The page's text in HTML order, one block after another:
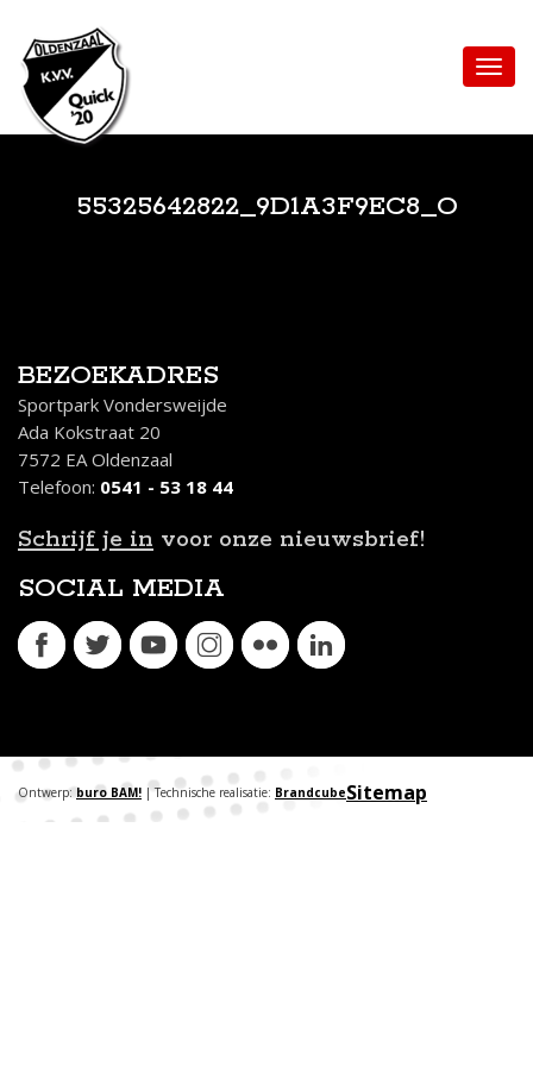
55325642822_9D1A3F9EC8_O
BEZOEKADRES
Sportpark Vondersweijde
Ada Kokstraat 20
7572 EA Oldenzaal
Telefoon: 0541 - 53 18 44
Schrijf je in voor onze nieuwsbrief!
SOCIAL MEDIA
Sitemap
Ontwerp: buro BAM! | Technische realisatie: Brandcube